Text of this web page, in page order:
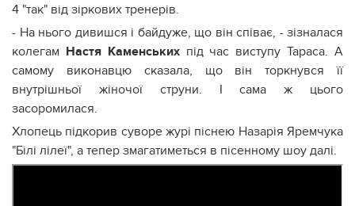
4 "так" від зіркових тренерів.
- На нього дивишся і байдуже, що він співає, - зізналася
колегам Настя Каменськихпід час виступу Тараса. А
самому виконавцю сказала, що він торкнувся її
внутрішньої жіночої струни. І сама ж цього
засоромилася.
Хлопець підкорив суворе журі піснею Назарія Яремчука
"Білі лілеї", а тепер змагатиметься в пісенному шоу далі.